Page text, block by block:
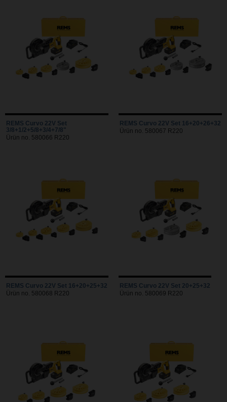
REMS Curvo 22V Set
3/8+1/2+5/8+3/4+7/8"
Ürün no. 580066 R220
REMS Curvo 22V Set 16+20+26+32
Ürün no. 580067 R220
REMS Curvo 22V Set 16+20+25+32
Ürün no. 580068 R220
REMS Curvo 22V Set 20+25+32
Ürün no. 580069 R220